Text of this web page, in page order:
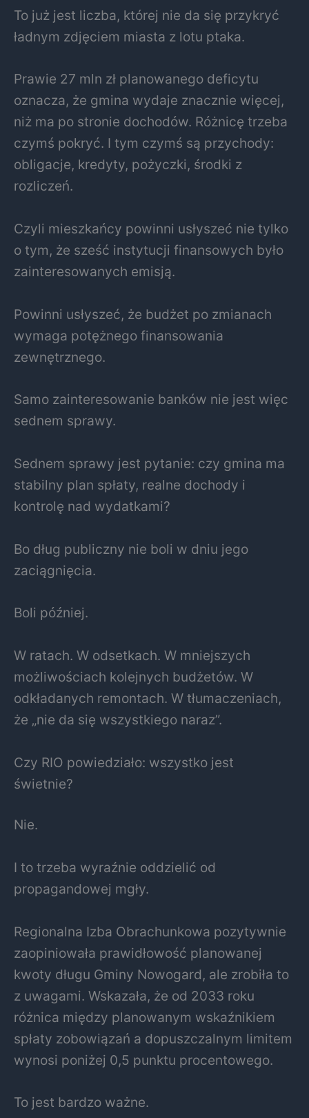
To już jest liczba, której nie da się przykryć
ładnym zdjęciem miasta z lotu ptaka.
Prawie 27 mln zł planowanego deficytu
oznacza, że gmina wydaje znacznie więcej,
niż ma po stronie dochodów. Różnicę trzeba
czymś pokryć. I tym czymś są przychody:
obligacje, kredyty, pożyczki, środki z
rozliczeń.
Czyli mieszkańcy powinni usłyszeć nie tylko
o tym, że sześć instytucji finansowych było
zainteresowanych emisją.
Powinni usłyszeć, że budżet po zmianach
wymaga potężnego finansowania
zewnętrznego.
Samo zainteresowanie banków nie jest więc
sednem sprawy.
Sednem sprawy jest pytanie: czy gmina ma
stabilny plan spłaty, realne dochody i
kontrolę nad wydatkami?
Bo dług publiczny nie boli w dniu jego
zaciągnięcia.
Boli później.
W ratach. W odsetkach. W mniejszych
możliwościach kolejnych budżetów. W
odkładanych remontach. W tłumaczeniach,
że „nie da się wszystkiego naraz”.
Czy RIO powiedziało: wszystko jest
świetnie?
Nie.
I to trzeba wyraźnie oddzielić od
propagandowej mgły.
Regionalna Izba Obrachunkowa pozytywnie
zaopiniowała prawidłowość planowanej
kwoty długu Gminy Nowogard, ale zrobiła to
z uwagami. Wskazała, że od 2033 roku
różnica między planowanym wskaźnikiem
spłaty zobowiązań a dopuszczalnym limitem
wynosi poniżej 0,5 punktu procentowego.
To jest bardzo ważne.